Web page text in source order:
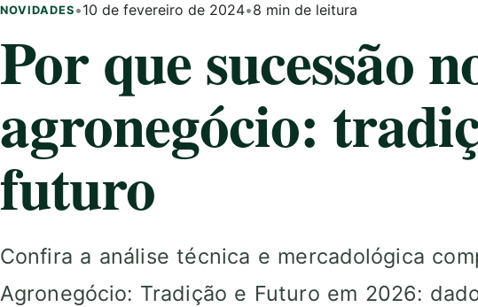
NOVIDADES •10 de fevereiro de 2024•8 min de leitura
Por que sucessão
agronegócio:
futuro
Confira a análise técnica e mercadológica
Agronegócio: Tradição e Futuro em 2026: